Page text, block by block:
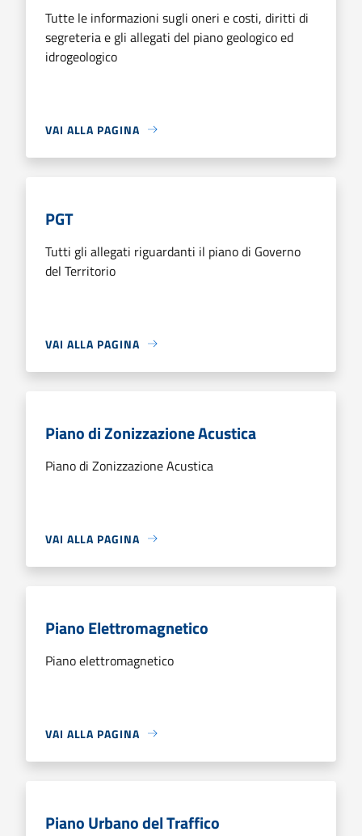
Tutte le informazioni sugli oneri e costi, diritti di
segreteria e gli allegati del piano geologico ed
idrogeologico
VAI ALLA PAGINA
PGT
Tutti gli allegati riguardanti il piano di Governo
del Territorio
VAI ALLA PAGINA
Piano di Zonizzazione Acustica
Piano di Zonizzazione Acustica
VAI ALLA PAGINA
Piano Elettromagnetico
Piano elettromagnetico
VAI ALLA PAGINA
Piano Urbano del Traffico